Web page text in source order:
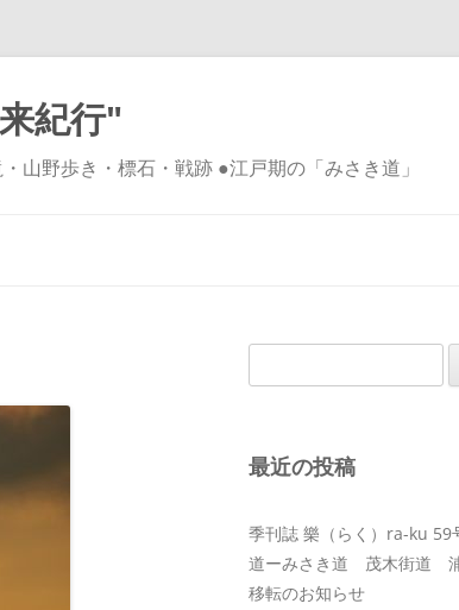
紀行"
山野歩き・標石・戦跡 ●江戸期の「みさき道」
索:
最近の投稿
季刊誌 樂（らく）ra-ku
道ーみさき道 茂木街道
移転のお知らせ